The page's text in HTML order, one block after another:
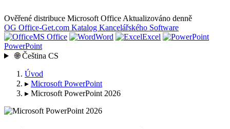
Ověřené distribuce Microsoft Office Aktualizováno denně
OG Office-Get.com Katalog Kancelářského Software
MS Office
Word
Excel
PowerPoint
🌐 Čeština CS
Úvod
▸ Microsoft PowerPoint
▸ Microsoft PowerPoint 2026